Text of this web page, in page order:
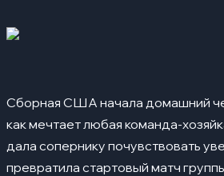
Сборная США начала домашний
как мечтает любая команда-
дала сопернику почувствовать
превратила стартовый матч